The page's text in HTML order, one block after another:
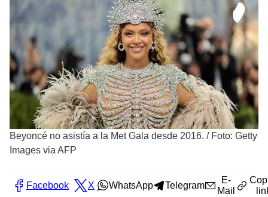
Beyoncé no asistía a la Met Gala desde 2016. / Foto: Getty
Images via AFP
Facebook X WhatsApp Telegram
E-
Mail